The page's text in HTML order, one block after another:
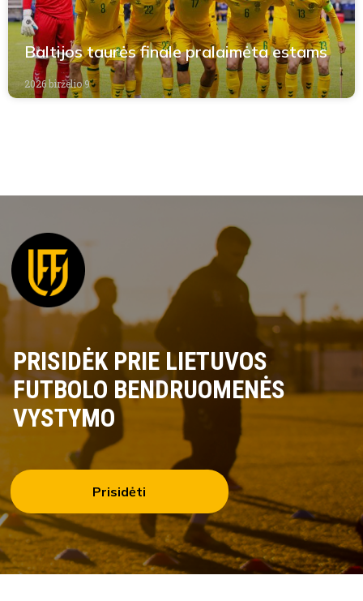
Baltijos taurės finale pralaimėta estams
2026 birželio 9
PRISIDĖK PRIE LIETUVOS
FUTBOLO BENDRUOMENĖS
VYSTYMO
Prisidėti